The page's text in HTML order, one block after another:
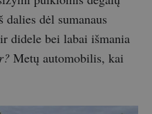
dėl sumanaus
didele bei labai išmania
Metų automobilis, kai